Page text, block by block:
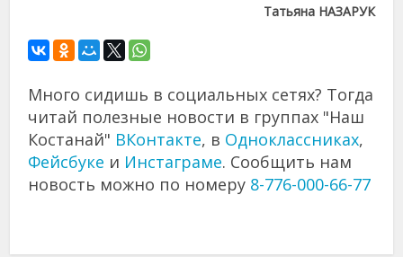
Татьяна НАЗАРУК
Много сидишь в социальных сетях? Тогда
читай полезные новости в группах "Наш
Костанай" ВКонтакте, в Одноклассниках,
Фейсбуке и Инстаграме. Сообщить нам
новость можно по номеру 8-776-000-66-77